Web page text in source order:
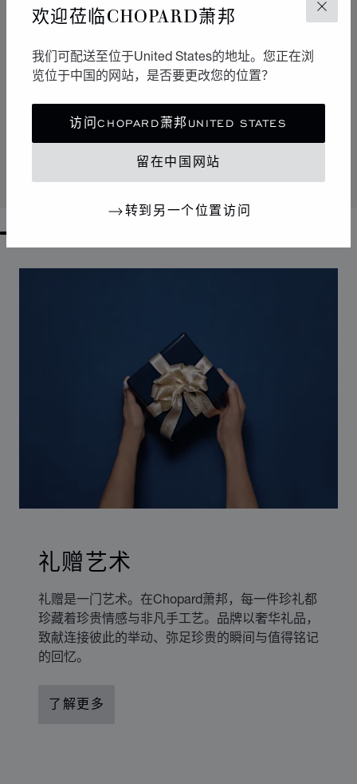
关闭
欢迎莅临CHOPARD萧邦
我们可配送至位于United States的地址。您正在浏
览位于中国的网站，是否要更改您的位置？
访问CHOPARD萧邦UNITED STATES
留在中国网站
转到另一个位置访问
CLASSIC原子笔
联系我们
礼赠艺术
礼赠是一门艺术。在Chopard萧邦，每一件珍礼都
珍藏着珍贵情感与非凡手工艺。品牌以奢华礼品，
致献连接彼此的举动、弥足珍贵的瞬间与值得铭记
的回忆。
了解更多